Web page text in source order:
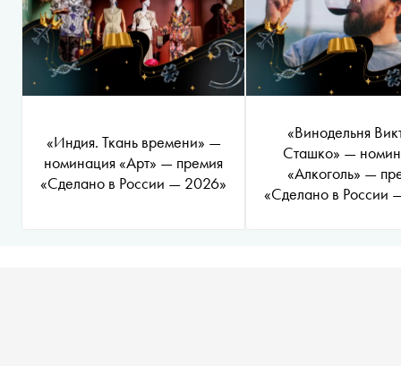
«Индия. Ткань времени» —
номинация «Арт» — премия
«Сделано в России — 2026»
«Винодельня
Сташко» —
«Алкоголь» —
«Сделано в России